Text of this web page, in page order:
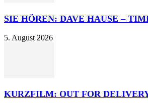
SIE HÖREN: DAVE HAUSE –
5. August 2026
KURZFILM: OUT FOR